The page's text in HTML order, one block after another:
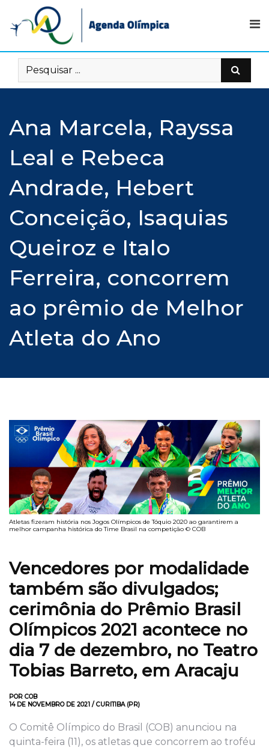
content
Ana Marcela, Rayssa
Leal e Rebeca
Andrade, Hebert
Conceição, Isaquias
Queiroz e Italo
Ferreira, concorrem
ao prêmio de Melhor
Atleta do Ano
Atletas fizeram história nos Jogos Olímpicos de Tóquio 2020 ao garantirem a
melhor campanha histórica do Time Brasil na competição © COB
Vencedores por modalidade
também são divulgados;
cerimônia do Prêmio Brasil
Olímpicos 2021 acontece no
dia 7 de dezembro, no Teatro
Tobias Barreto, em Aracaju
POR COB
14 DE NOVEMBRO DE 2021 / CURITIBA (PR)
O Comitê Olímpico do Brasil (COB) anunciou na
quinta-feira (11), os atletas que concorrem ao troféu